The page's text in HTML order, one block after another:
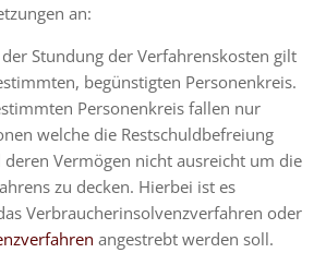
an:
Stundung der Verfahrenskosten gilt
begünstigten Personenkreis.
Personenkreis fallen nur
welche die Restschuldbefreiung
deren Vermögen nicht ausreicht um die
zu decken. Hierbei ist es
Verbraucherinsolvenzverfahren oder
angestrebt werden soll.